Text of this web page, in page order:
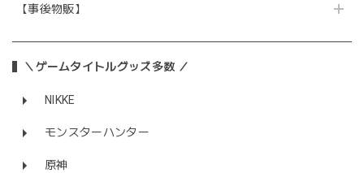
【事後物販】
＼ゲームタイトルグッズ多数 ／
NIKKE
モンスターハンター
原神